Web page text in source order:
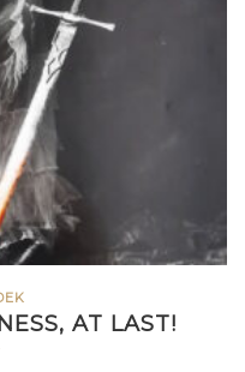
AT LAST!